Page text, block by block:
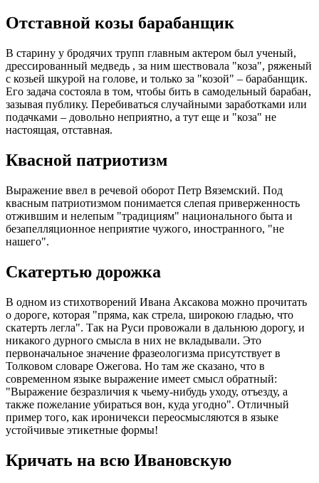
Отставной козы барабанщик
В старину у бродячих трупп главным актером был ученый,
дрессированный медведь , за ним шествовала "коза", ряженый
с козьей шкурой на голове, и только за "козой" – барабанщик.
Его задача состояла в том, чтобы бить в самодельный барабан,
зазывая публику. Перебиваться случайными заработками или
подачками – довольно неприятно, а тут еще и "коза" не
настоящая, отставная.
Квасной патриотизм
Выражение ввел в речевой оборот Петр Вяземский. Под
квасным патриотизмом понимается слепая приверженность
отжившим и нелепым "традициям" национального быта и
безапелляционное неприятие чужого, иностранного, "не
нашего".
Скатертью дорожка
В одном из стихотворений Ивана Аксакова можно прочитать
о дороге, которая "пряма, как стрела, широкою гладью, что
скатерть легла". Так на Руси провожали в дальнюю дорогу, и
никакого дурного смысла в них не вкладывали. Это
первоначальное значение фразеологизма присутствует в
Толковом словаре Ожегова. Но там же сказано, что в
современном языке выражение имеет смысл обратный:
"Выражение безразличия к чьему-нибудь уходу, отъезду, а
также пожелание убираться вон, куда угодно". Отличный
пример того, как ироничекси переосмысляются в языке
устойчивые этикетные формы!
Кричать на всю Ивановскую